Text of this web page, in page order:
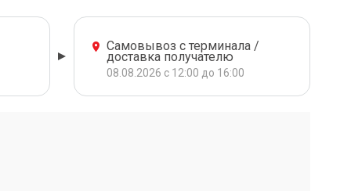
Самовывоз с терминала /
доставка получателю
08.08.2026 с 12:00 до 16:00